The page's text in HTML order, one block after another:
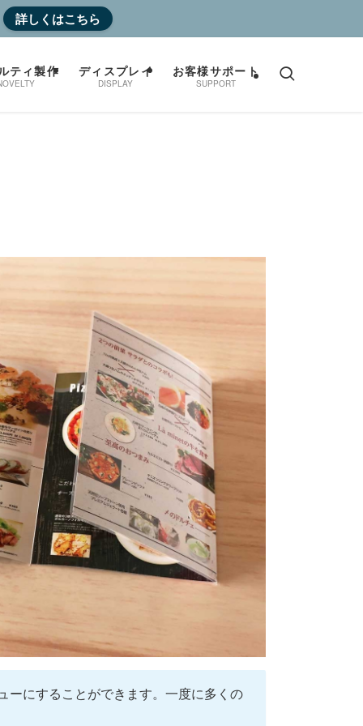
詳しくはこちら
ティ製作 ディスプレイ
DISPLAY
お客様サポート
SUPPORT
ーにすることができます。一度に多くの